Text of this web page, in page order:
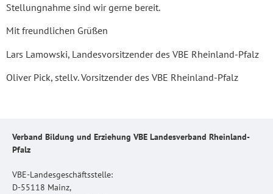
Stellungnahme sind wir gerne bereit.
Mit freundlichen Grüßen
Lars Lamowski, Landesvorsitzender des VBE Rheinland-Pfalz
Oliver Pick, stellv. Vorsitzender des VBE Rheinland-Pfalz
Verband Bildung und Erziehung VBE Landesverband Rheinland-
Pfalz
VBE-Landesgeschäftsstelle:
D-55118 Mainz,